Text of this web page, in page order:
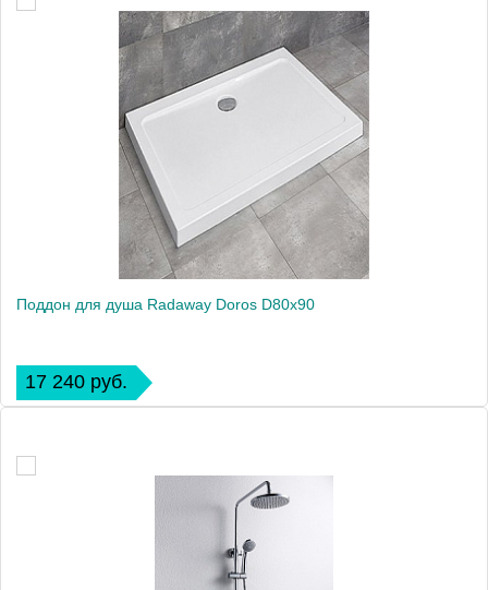
Поддон для душа Radaway Doros D80x90
17 240 руб.